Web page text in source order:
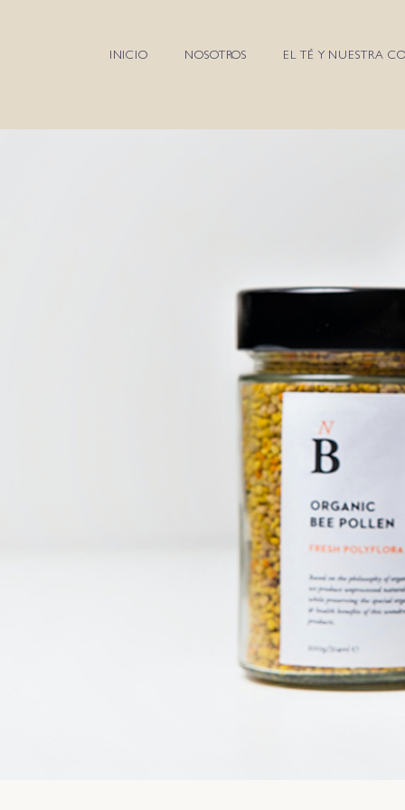
INICIO NOSOTROS EL TÉ Y NUESTRA